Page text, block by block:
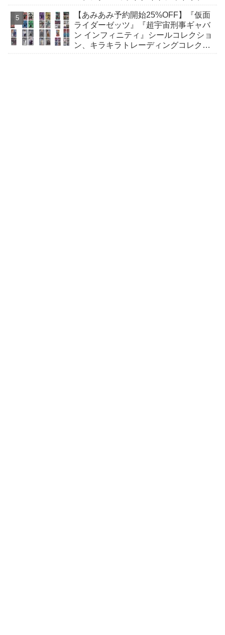
【あみあみ予約開始25%OFF】『仮面
ライダーゼッツ』『超宇宙刑事ギャバ
ン インフィニティ』シールコレクショ
ン、キラキラトレーディングコレクシ